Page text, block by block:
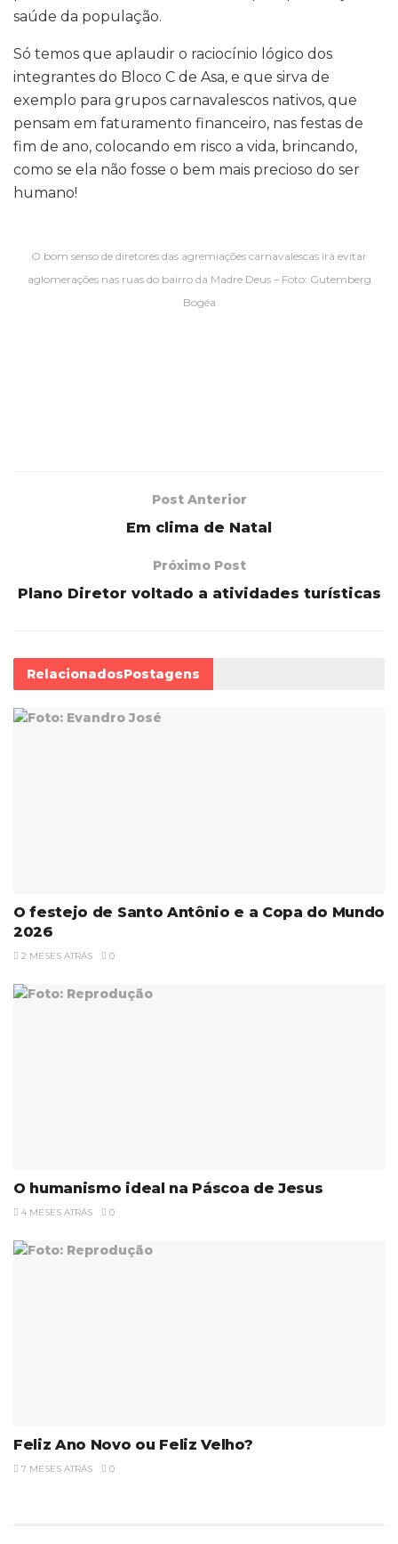
saúde da população.
Só temos que aplaudir o raciocínio lógico dos
integrantes do Bloco C de Asa, e que sirva de
exemplo para grupos carnavalescos nativos, que
pensam em faturamento financeiro, nas festas de
fim de ano, colocando em risco a vida, brincando,
como se ela não fosse o bem mais precioso do ser
humano!
O bom senso de diretores das agremiações carnavalescas irá evitar
aglomerações nas ruas do bairro da Madre Deus – Foto: Gutemberg
Bogéa
Post Anterior
Em clima de Natal
Próximo Post
Plano Diretor voltado a atividades turísticas
RelacionadosPostagens
O festejo de Santo Antônio e a Copa do Mundo
2026
2 MESES ATRÁS 0
O humanismo ideal na Páscoa de Jesus
4 MESES ATRÁS 0
Feliz Ano Novo ou Feliz Velho?
7 MESES ATRÁS 0